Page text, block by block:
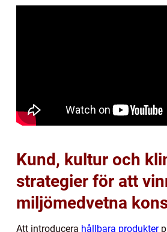
Kund, kultur och
strategier för att
miljömedvetna
Att introducera hållbara produkter